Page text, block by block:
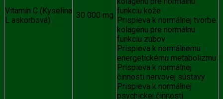
Vitamín C (Kyselina
L askorbová)
30 000 mg funkciu kože
Prispieva k normálnej tvorbe
kolagénu pre normálnu
funkciu zubov
Prispieva k normálnemu
energetickému metabolizmu
Prispieva k normálnej
činnosti nervovej sústavy
Prispieva k normálnej
psychickej činnosti